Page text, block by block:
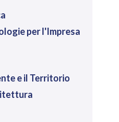
per l'Impresa
e il Territorio